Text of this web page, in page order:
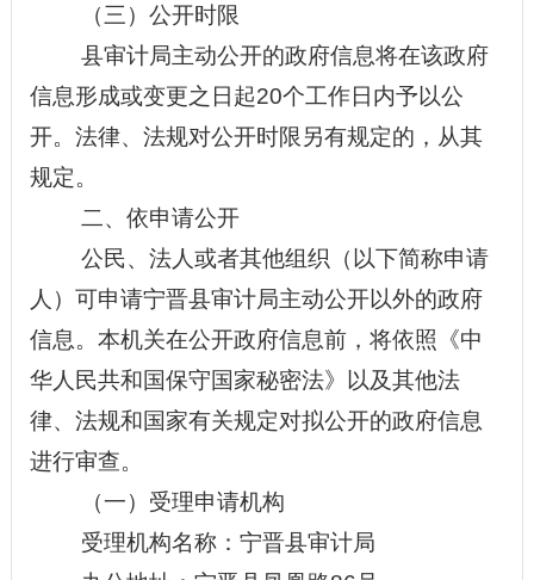
（三）公开时限
县审计局主动公开的政府信息将在该政府
信息形成或变更之日起20个工作日内予以公
开。法律、法规对公开时限另有规定的，从其
规定。
二、依申请公开
公民、法人或者其他组织（以下简称申请
人）可申请宁晋县审计局主动公开以外的政府
信息。本机关在公开政府信息前，将依照《中
华人民共和国保守国家秘密法》以及其他法
律、法规和国家有关规定对拟公开的政府信息
进行审查。
（一）受理申请机构
受理机构名称：宁晋县审计局